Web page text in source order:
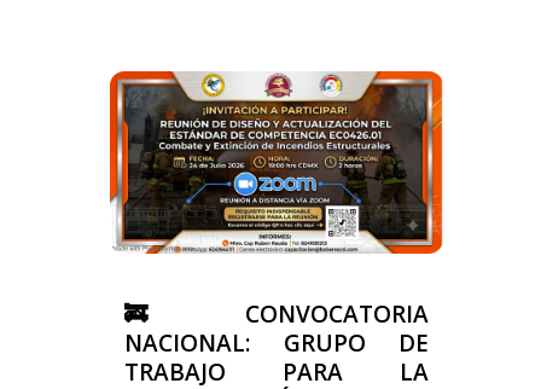
🚒 CONVOCATORIA
NACIONAL: GRUPO DE
TRABAJO PARA LA